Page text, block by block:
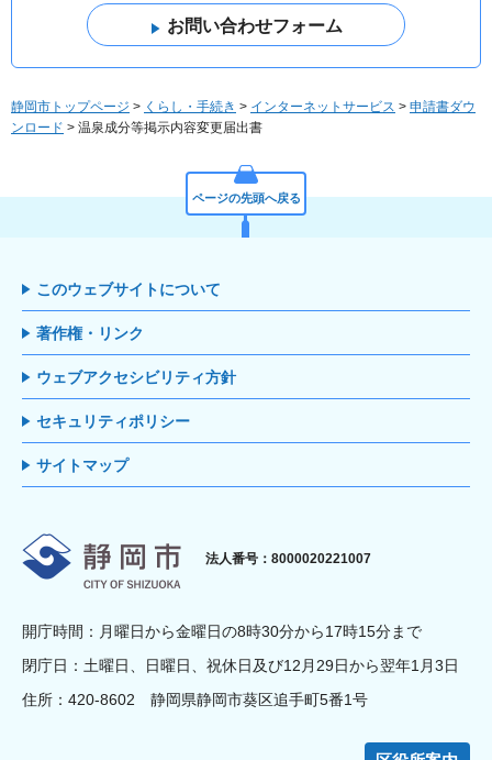
静岡市トップページ > くらし・手続き > インターネットサービス > 申請書ダウ
ンロード > 温泉成分等掲示内容変更届出書
ページの先頭へ戻る
このウェブサイトについて
著作権・リンク
ウェブアクセシビリティ方針
セキュリティポリシー
サイトマップ
静岡市
法人番号：8000020221007
開庁時間：月曜日から金曜日の8時30分から17時15分まで
閉庁日：土曜日、日曜日、祝休日及び12月29日から翌年1月3日
住所：420-8602 静岡県静岡市葵区追手町5番1号